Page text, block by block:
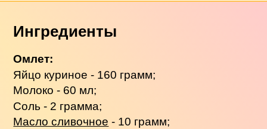
Ингредиенты
Омлет:
Яйцо куриное - 160 грамм;
Молоко - 60 мл;
Соль - 2 грамма;
Масло сливочное - 10 грамм;